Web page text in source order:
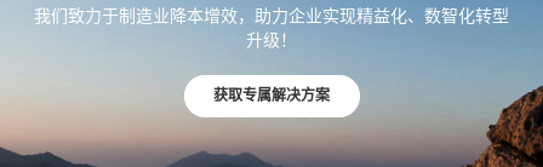
我们致力于制造业降本增效，助力企业实现精益化、数智化转型
升级！
获取专属解决方案